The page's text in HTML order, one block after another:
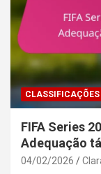
CLASSIFICAÇÕES
FIFA Series
Adequação
04/02/2026